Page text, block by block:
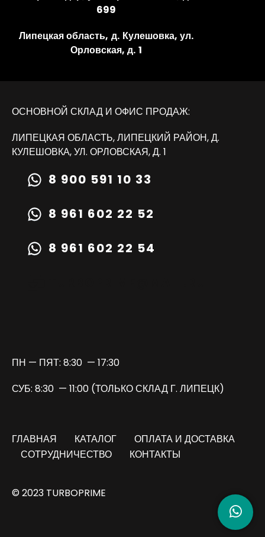
699
Липецкая область, д. Кулешовка, ул.
Орловская, д. 1
ОСНОВНОЙ СКЛАД И ОФИС ПРОДАЖ:
ЛИПЕЦКАЯ ОБЛАСТЬ, ЛИПЕЦКИЙ РАЙОН, Д.
КУЛЕШОВКА, УЛ. ОРЛОВСКАЯ, Д. 1
8 900 591 10 33
8 961 602 22 52
8 961 602 22 54
ПН — ПЯТ: 8:30 — 17:30
СУБ: 8:30 — 11:00 (ТОЛЬКО СКЛАД Г. ЛИПЕЦК)
ГЛАВНАЯ КАТАЛОГ
ОПЛАТА И ДОСТАВКА
СОТРУДНИЧЕСТВО
КОНТАКТЫ
© 2023 TURBOPRIME